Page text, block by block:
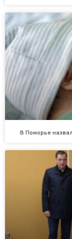
В Поморье